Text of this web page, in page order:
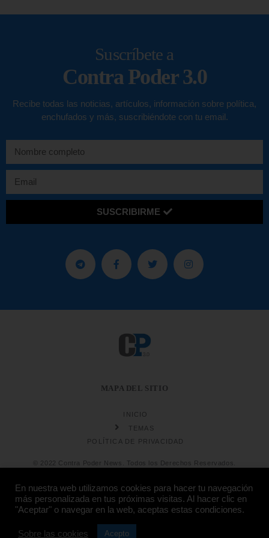
Suscríbete a
Contra Poder 3.0
Recibe todas las noticias, artículos, información sobre política,
enchufados y más, suscribiéndote con tu email.
SUSCRIBIRME
MAPA DEL SITIO
INICIO
TEMAS
POLÍTICA DE PRIVACIDAD
© 2022 Contra Poder News. Todos los Derechos Reservados.
Diseño web
En nuestra web utilizamos cookies para hacer tu navegación
más personalizada en tus próximas visitas. Al hacer clic en
"Aceptar" o navegar en la web, aceptas estas condiciones.
Sobre las cookies Acepto